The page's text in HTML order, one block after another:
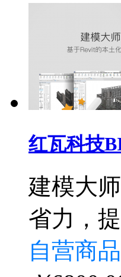
红瓦科技
建模大
省力，
自营商品